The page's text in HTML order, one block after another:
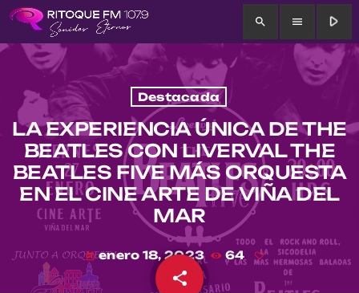
search menu play_arrow
Destacada
LA EXPERIENCIA ÚNICA DE THE
BEATLES CON LIVERVAL THE
BEATLES FIVE MÁS ORQUESTA
EN EL CINE ARTE DE VIÑA DEL
MAR
today enero 18, 2023 64
share
email